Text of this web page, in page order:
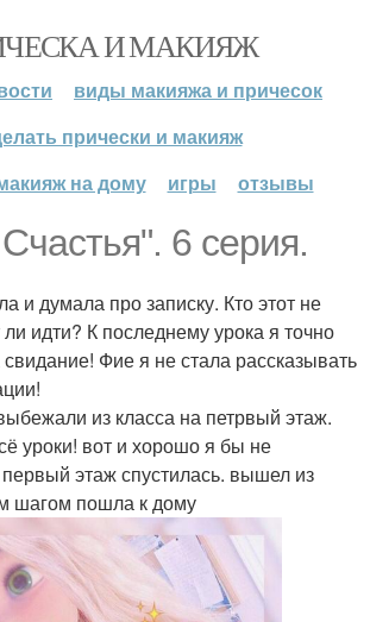
И МАКИЯЖ
виды макияжа и причесок
прически и макияж
на дому
игры отзывы
6 серия.
и думала про записку. Кто этот не
идти? К последнему урока я точно
Фие я не стала рассказывать
из класса на петрвый этаж.
уроки! вот и хорошо я бы не
этаж спустилась. вышел из
шагом пошла к дому